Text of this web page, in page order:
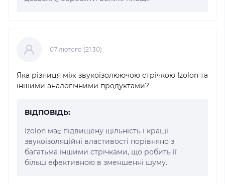
07 лютого (21:30)
Яка різниця між звукоізолюючою стрічкою Izolon та
іншими аналогічними продуктами?
ВІДПОВІДЬ:
Izolon має підвищену щільність і кращі
звукоізоляційні властивості порівняно з
багатьма іншими стрічками, що робить її
більш ефективною в зменшенні шуму.